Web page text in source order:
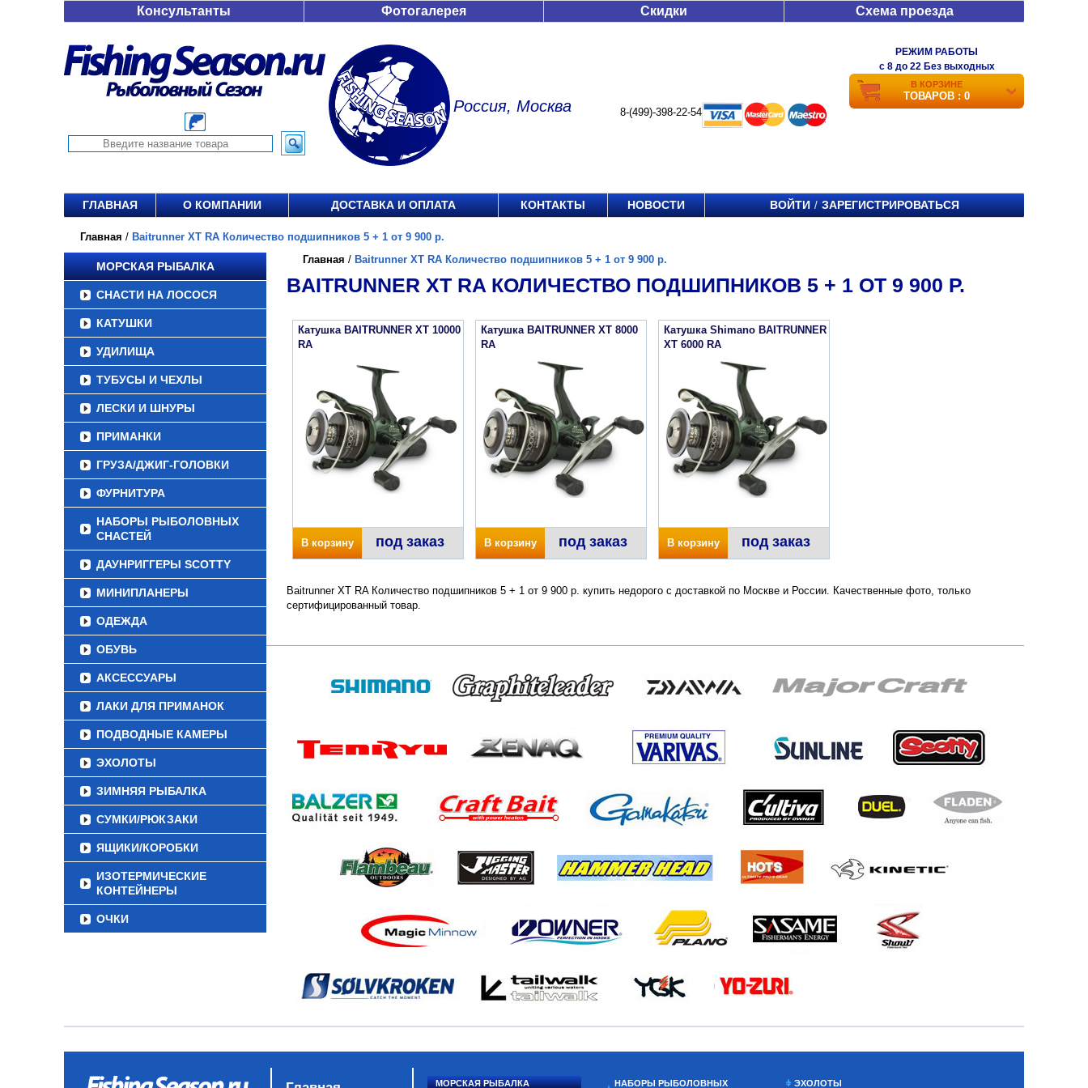
Консультанты Фотогалерея Скидки Схема проезда
Россия, Москва 8-(499)-398-22-54
РЕЖИМ РАБОТЫ
c 8 до 22 Без выходных
В КОРЗИНЕ
ТОВАРОВ : 0
ГЛАВНАЯ О КОМПАНИИ ДОСТАВКА И ОПЛАТА КОНТАКТЫ НОВОСТИ ВОЙТИ / ЗАРЕГИСТРИРОВАТЬСЯ
Главная / Baitrunner XT RA Количество подшипников 5 + 1 от 9 900 р.
МОРСКАЯ РЫБАЛКА
СНАСТИ НА ЛОСОСЯ
КАТУШКИ
УДИЛИЩА
ТУБУСЫ И ЧЕХЛЫ
ЛЕСКИ И ШНУРЫ
ПРИМАНКИ
ГРУЗА/ДЖИГ-ГОЛОВКИ
ФУРНИТУРА
НАБОРЫ РЫБОЛОВНЫХ
СНАСТЕЙ
ДАУНРИГГЕРЫ SCOTTY
МИНИПЛАНЕРЫ
ОДЕЖДА
ОБУВЬ
АКСЕССУАРЫ
ЛАКИ ДЛЯ ПРИМАНОК
ПОДВОДНЫЕ КАМЕРЫ
ЭХОЛОТЫ
ЗИМНЯЯ РЫБАЛКА
СУМКИ/РЮКЗАКИ
ЯЩИКИ/КОРОБКИ
ИЗОТЕРМИЧЕСКИЕ
КОНТЕЙНЕРЫ
ОЧКИ
Главная / Baitrunner XT RA Количество подшипников 5 + 1 от 9 900 р.
BAITRUNNER XT RA КОЛИЧЕСТВО ПОДШИПНИКОВ 5 + 1 ОТ 9 900 Р.
Катушка BAITRUNNER XT 10000
RA
В корзину под заказ
Катушка BAITRUNNER XT 8000
RA
В корзину под заказ
Катушка Shimano BAITRUNNER
XT 6000 RA
В корзину под заказ
Baitrunner XT RA Количество подшипников 5 + 1 от 9 900 р. купить недорого с доставкой по Москве и России. Качественные фото, только
сертифицированный товар.
МОРСКАЯ РЫБАЛКА НАБОРЫ РЫБОЛОВНЫХ ЭХОЛОТЫ